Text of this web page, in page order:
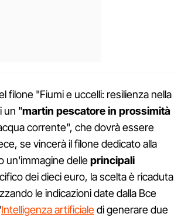
filone "Fiumi e uccelli: resilienza nella
un "martin pescatore in prossimità
corrente", che dovrà essere
se vincerà il filone dedicato alla
un'immagine delleprincipali
dei dieci euro, la scelta è ricaduta
le indicazioni date dalla Bce
Intelligenza artificialedi generare due